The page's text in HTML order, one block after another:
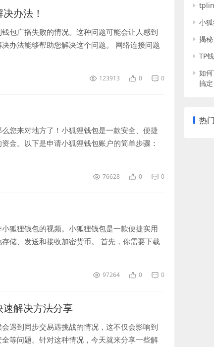
办法！
包广播失败的情况。这种问题可能会让人感到
办法能够帮助您解决这个问题。 网络连接问题
123913 0 0
您来对地方了！小狐狸钱包是一款安全、便捷
金。以下是申请小狐狸钱包账户的简单步骤：
76628 0 0
狐狸钱包的视频。小狐狸钱包是一款便捷实用
储、发送和接收加密货币。 首先，你需要下载
97264 0 0
速解决方法分享
遇到同步交易遇挑战的情况，这不仅会影响到
等问题。针对这种情况，今天就来分享一些解
小
揭
TP
如
搞定
热